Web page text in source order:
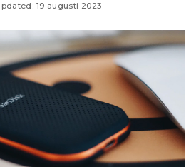
19 augusti 2023